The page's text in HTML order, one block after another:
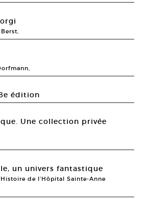
édition
Une collection privée
un univers fantastique
de l’Hôpital Sainte-Anne